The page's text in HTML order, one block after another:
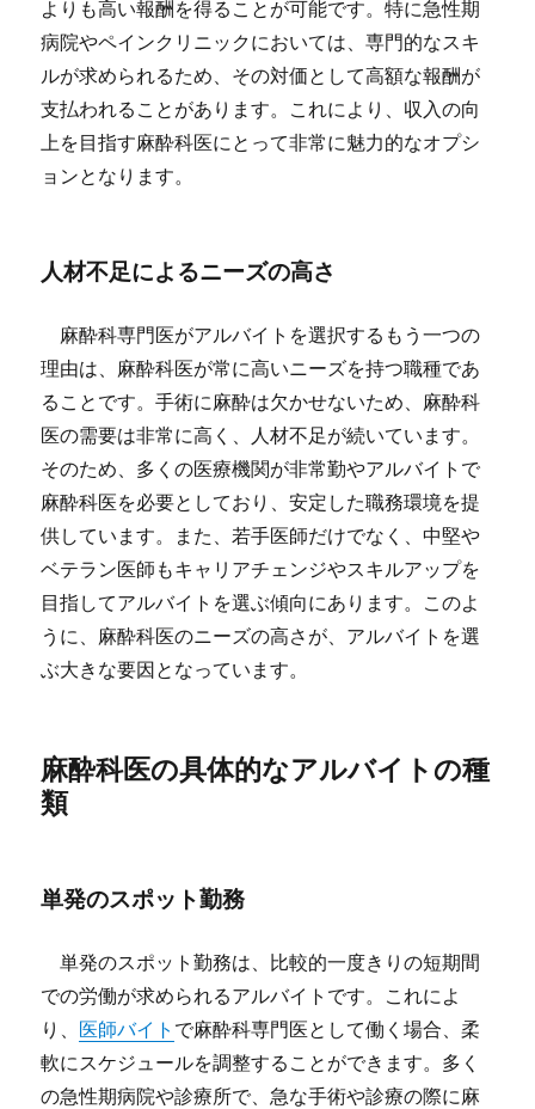
よりも高い報酬を得ることが可能です。特に急性期
病院やペインクリニックにおいては、専門的なスキ
ルが求められるため、その対価として高額な報酬が
支払われることがあります。これにより、収入の向
上を目指す麻酔科医にとって非常に魅力的なオプシ
ョンとなります。
人材不足によるニーズの高さ
麻酔科専門医がアルバイトを選択するもう一つの
理由は、麻酔科医が常に高いニーズを持つ職種であ
ることです。手術に麻酔は欠かせないため、麻酔科
医の需要は非常に高く、人材不足が続いています。
そのため、多くの医療機関が非常勤やアルバイトで
麻酔科医を必要としており、安定した職務環境を提
供しています。また、若手医師だけでなく、中堅や
ベテラン医師もキャリアチェンジやスキルアップを
目指してアルバイトを選ぶ傾向にあります。このよ
うに、麻酔科医のニーズの高さが、アルバイトを選
ぶ大きな要因となっています。
麻酔科医の具体的なアルバイトの種
類
単発のスポット勤務
単発のスポット勤務は、比較的一度きりの短期間
での労働が求められるアルバイトです。これによ
り、 医師バイト で麻酔科専門医として働く場合、柔
軟にスケジュールを調整することができます。多く
の急性期病院や診療所で、急な手術や診療の際に麻